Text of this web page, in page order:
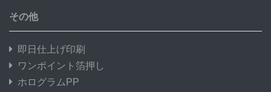
その他
即日仕上げ印刷
ワンポイント箔押し
ホログラムPP